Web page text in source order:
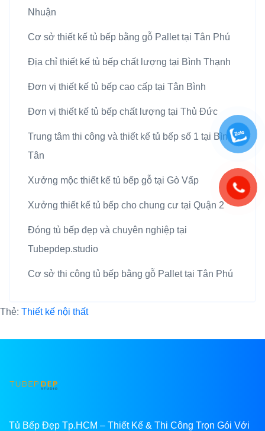
Nhuận
Cơ sở thiết kế tủ bếp bằng gỗ Pallet tại Tân Phú
Địa chỉ thiết kế tủ bếp chất lượng tại Bình Thạnh
Đơn vị thiết kế tủ bếp cao cấp tại Tân Bình
Đơn vị thiết kế tủ bếp chất lượng tại Thủ Đức
Trung tâm thi công và thiết kế tủ bếp số 1 tại Bình
Tân
Xưởng mộc thiết kế tủ bếp gỗ tại Gò Vấp
Xưởng thiết kế tủ bếp cho chung cư tại Quận 2
Đóng tủ bếp đẹp và chuyên nghiệp tại
Tubepdep.studio
Cơ sở thi công tủ bếp bằng gỗ Pallet tại Tân Phú
Thẻ: Thiết kế nội thất
Tủ Bếp Đẹp Tp.HCM – Thiết Kế & Thi Công Trọn Gói Với